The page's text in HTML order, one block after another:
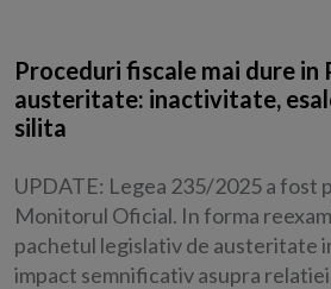
Proceduri fiscale mai dure in
austeritate: inactivitate,
silita
UPDATE: Legea 235/2025 a fost
Monitorul Oficial. In forma
pachetul legislativ de austeritate
impact semnificativ asupra